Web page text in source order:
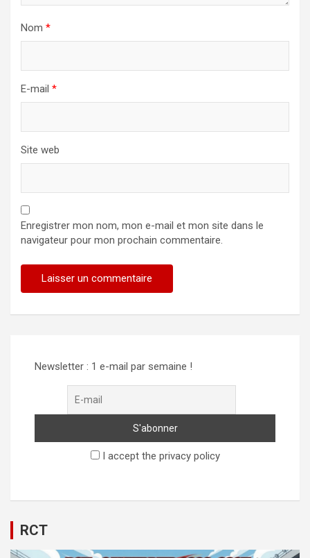
Nom *
E-mail *
Site web
Enregistrer mon nom, mon e-mail et mon site dans le
navigateur pour mon prochain commentaire.
Newsletter : 1 e-mail par semaine !
I accept the privacy policy
RCT